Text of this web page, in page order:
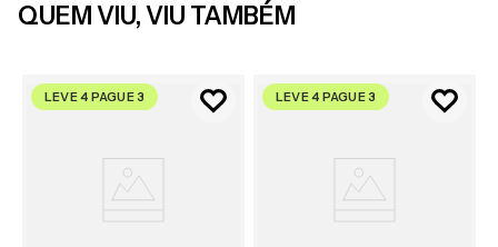
QUEM VIU, VIU TAMBÉM
LEVE 4 PAGUE 3 LEVE 4 PAGUE 3